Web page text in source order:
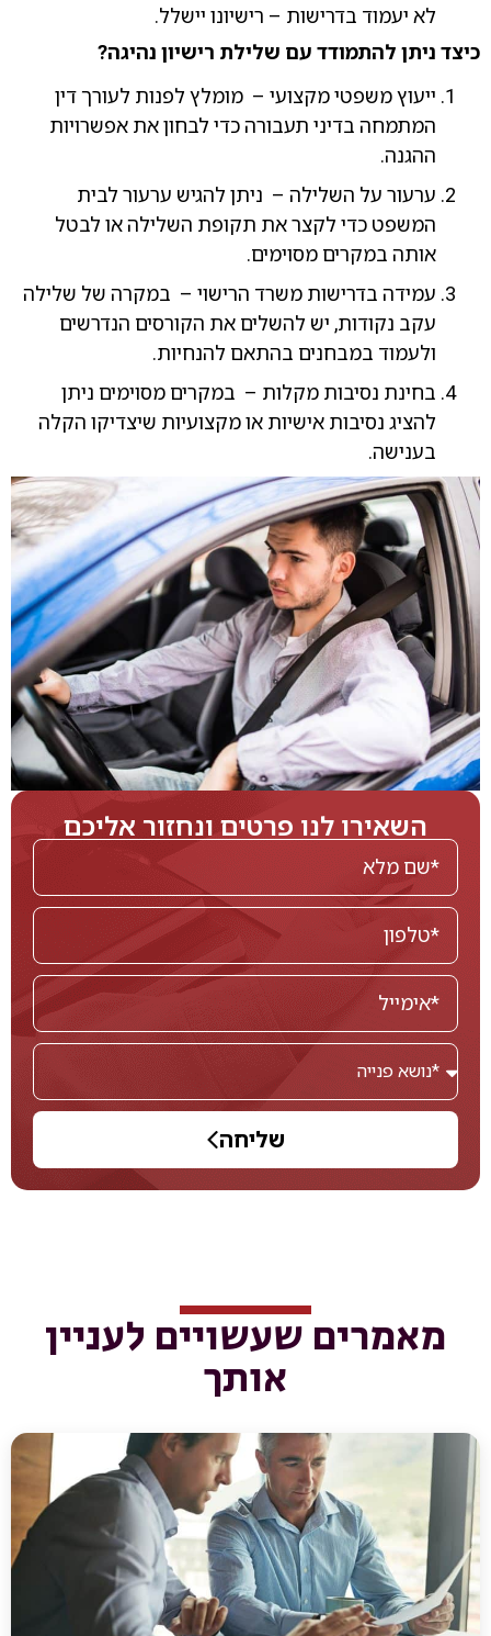
לא יעמוד בדרישות – רישיונו יישלל.
כיצד ניתן להתמודד עם שלילת רישיון נהיגה?
ייעוץ משפטי מקצועי – מומלץ לפנות לעורך דין
המתמחה בדיני תעבורה כדי לבחון את אפשרויות
ההגנה.
ערעור על השלילה – ניתן להגיש ערעור לבית
המשפט כדי לקצר את תקופת השלילה או לבטל
אותה במקרים מסוימים.
עמידה בדרישות משרד הרישוי – במקרה של שלילה
עקב נקודות, יש להשלים את הקורסים הנדרשים
ולעמוד במבחנים בהתאם להנחיות.
בחינת נסיבות מקלות – במקרים מסוימים ניתן
להציג נסיבות אישיות או מקצועיות שיצדיקו הקלה
בענישה.
השאירו לנו פרטים ונחזור אליכם
שליחה
מאמרים שעשויים לעניין
אותך